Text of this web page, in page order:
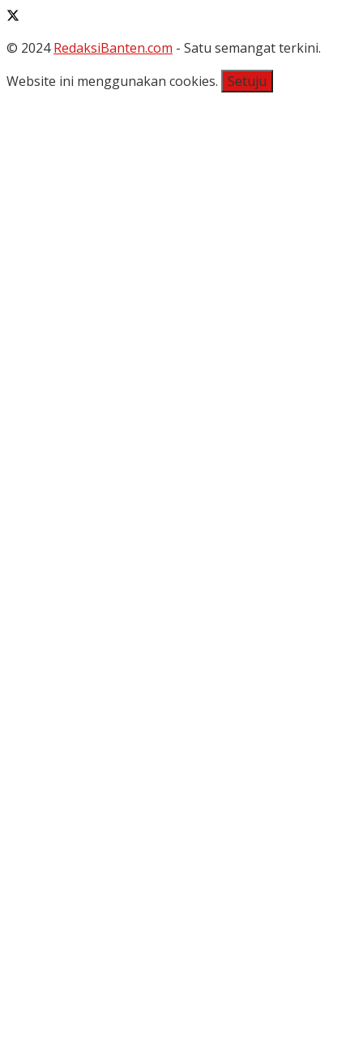
© 2024RedaksiBanten.com - Satu semangat terkini.
Website ini menggunakan cookies. Setuju